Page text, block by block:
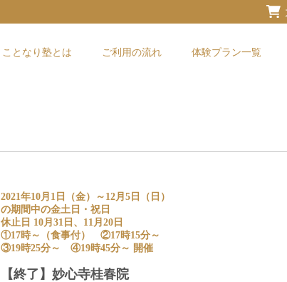
ことなり塾とは ご利用の流れ 体験プラン一覧
2021年10月1日（金）～12月5日（日）
の期間中の金土日・祝日
休止日 10月31日、11月20日
①17時～（食事付） ②17時15分～
③19時25分～ ④19時45分～ 開催
【終了】妙心寺桂春院